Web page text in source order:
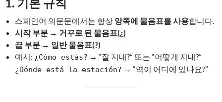
스페인어 의문문에서는 항상 양쪽에 물음표를 사용합니다.
시작 부분 → 거꾸로 된 물음표(¿)
끝 부분 → 일반 물음표(?)
예시: ¿Cómo estás? → “잘 지내?” 또는 “어떻게 지내?”
¿Dónde está la estación? → “역이 어디에 있나요?”